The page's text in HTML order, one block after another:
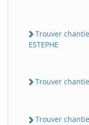
Trouver
ESTEPHE
Trouver
Trouver